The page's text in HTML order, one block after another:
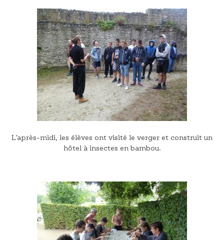
L’après-midi, les élèves ont visité le verger et construit un
hôtel à insectes en bambou.